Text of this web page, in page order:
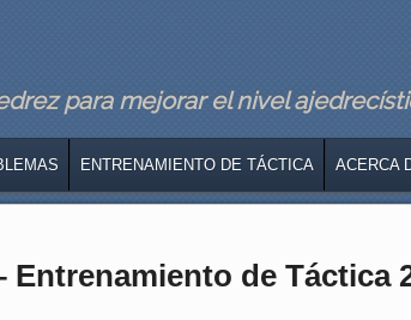
para mejorar el nivel
ENTRENAMIENTO DE TÁCTICA ACERCA
Entrenamiento de Táctica